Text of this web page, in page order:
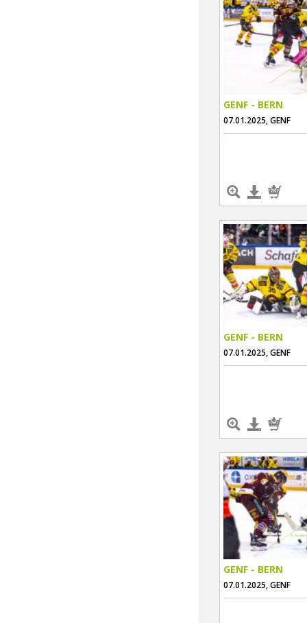
GENF - BERN
07.01.2025, GENF
GENF - BERN
07.01.2025, GENF
GENF - BERN
07.01.2025, GENF